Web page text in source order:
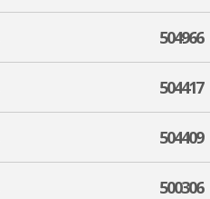
504966
504417
504409
500306